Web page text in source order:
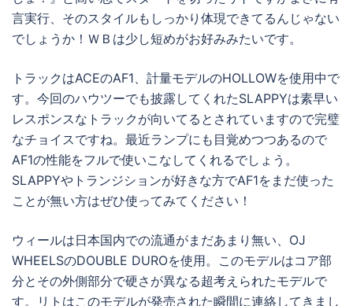
言実行、そのスタイルもしっかり体現できてるんじゃない
でしょうか！ＷＢは少し短めがお好みみたいです。
トラックはACEのAF1、計量モデルのHOLLOWを使用中で
す。今回のハウツーでも披露してくれたSLAPPYは素早い
レスポンスなトラックが向いてるとされていますので完璧
なチョイスですね。最近ランプにも目覚めつつあるので
AF1の性能をフルで使いこなしてくれるでしょう。
SLAPPYやトランジションが好きな方でAF1をまだ使った
ことが無い方はぜひ使ってみてください！
ウィールは日本国内での流通がまだあまり無い、OJ
WHEELSのDOUBLE DUROを使用。このモデルはコア部
分とその外側部分で硬さが異なる超考えられたモデルで
す。リトはこのモデルが発売された瞬間に連絡してきまし